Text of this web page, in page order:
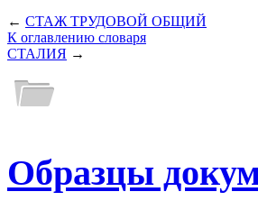
← СТАЖ ТРУДОВОЙ ОБЩИЙ
К оглавлению словаря
СТАЛИЯ →
Образцы